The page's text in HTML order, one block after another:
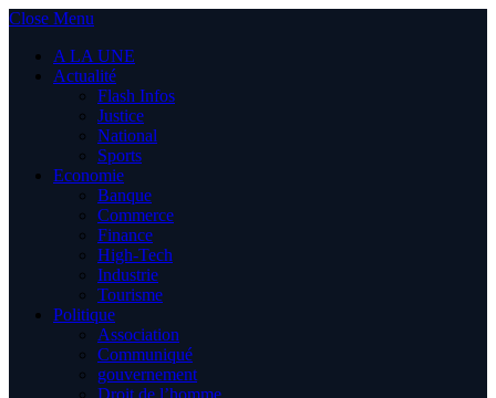
Close Menu
A LA UNE
Actualité
Flash Infos
Justice
National
Sports
Economie
Banque
Commerce
Finance
High-Tech
Industrie
Tourisme
Politique
Association
Communiqué
gouvernement
Droit de l’homme